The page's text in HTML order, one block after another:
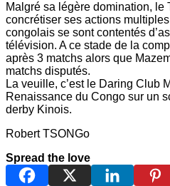
Malgré sa légère domination, le
concrétiser ses actions
congolais se sont contentés
télévision. A ce stade de la
après 3 matchs alors que
matchs disputés.
La veuille, c’est le Daring Club
Renaissance du Congo sur un
derby Kinois.
Robert TSONGo
Spread the love